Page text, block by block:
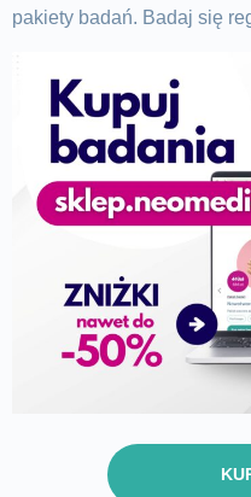
pakiety badań. Badaj się